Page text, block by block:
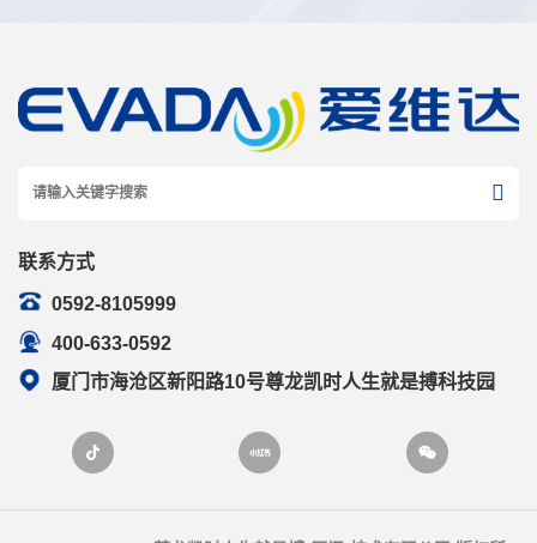
联系方式
0592-8105999
400-633-0592
厦门市海沧区新阳路10号尊龙凯时人生就是搏科技园